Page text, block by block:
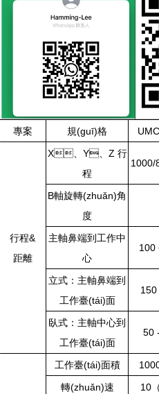
專案 規(guī)格
行程&
距離
X、Y、Z 行
程
1000/
B軸旋轉(zhuǎn)角
度
主軸鼻端到工作中
心
100
立式：主軸鼻端到
工作臺(tái)面
臥式：主軸中心到
工作臺(tái)面
50
工作臺(tái)面積
轉(zhuǎn)速
10